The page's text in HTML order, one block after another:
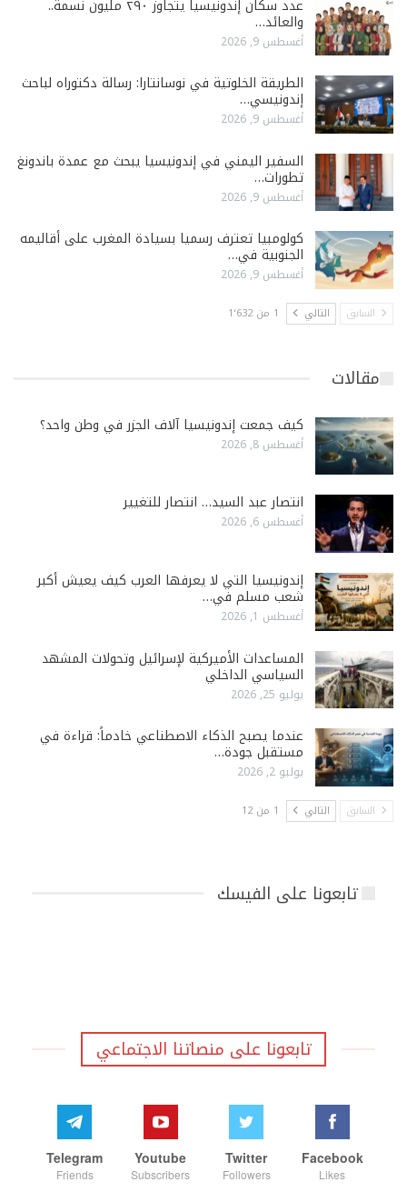
عدد سكان إندونيسيا يتجاوز ٢٩٠ مليون نسمة..
والعائد…
أغسطس 9, 2026
الطريقة الخلوتية في نوسانتارا: رسالة دكتوراه لباحث
إندونيسي…
أغسطس 9, 2026
السفير اليمني في إندونيسيا يبحث مع عمدة باندونغ
تطورات…
أغسطس 9, 2026
كولومبيا تعترف رسميا بسيادة المغرب على أقاليمه
الجنوبية في…
أغسطس 9, 2026
السابق التالي 1 من 1٬632
مقالات
كيف جمعت إندونيسيا آلاف الجزر في وطن واحد؟
أغسطس 8, 2026
انتصار عبد السيد… انتصار للتغيير
أغسطس 6, 2026
إندونيسيا التي لا يعرفها العرب كيف يعيش أكبر
شعب مسلم في…
أغسطس 1, 2026
المساعدات الأميركية لإسرائيل وتحولات المشهد
السياسي الداخلي
يوليو 25, 2026
عندما يصبح الذكاء الاصطناعي خادماً: قراءة في
مستقبل جودة…
يوليو 2, 2026
السابق التالي 1 من 12
تابعونا على الفيسك
تابعونا على منصاتنا الاجتماعي
Facebook
Likes
Twitter
Followers
Youtube
Subscribers
Telegram
Friends